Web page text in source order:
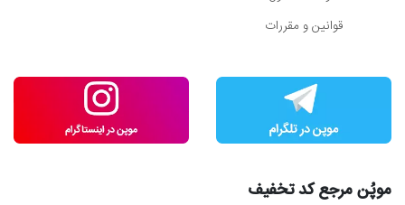
قوانین و مقررات
موپُن مرجع کد تخفیف